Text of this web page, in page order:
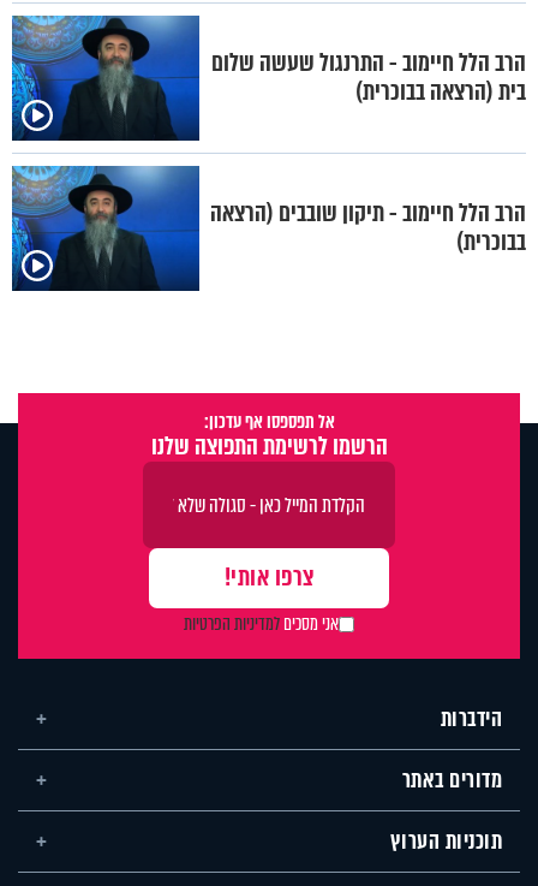
הרב הלל חיימוב - התרנגול שעשה שלום
בית (הרצאה בבוכרית)
הרב הלל חיימוב - תיקון שובבים (הרצאה
בבוכרית)
אל תפספסו אף עדכון:
הרשמו לרשימת התפוצה שלנו
אני מסכיםלמדיניות הפרטיות
הידברות
מדורים באתר
תוכניות הערוץ